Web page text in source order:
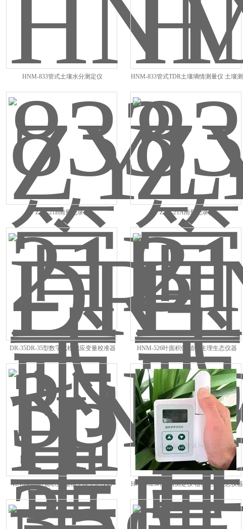
HNM-833管式土壤水分测定仪 HNM-833管式TDR土壤墒情测量仪 土壤测
试仪
ZYL-21B雨量记录仪 ZYL-21A雨量记录仪
DR-35DR-35型数字式模拟应变量校准器 HNM-526叶面积仪 植物生理生态仪器
HNM-528叶面积仪 植物生理生态仪器 HNM-529叶绿素测定仪 植物生理生态仪器